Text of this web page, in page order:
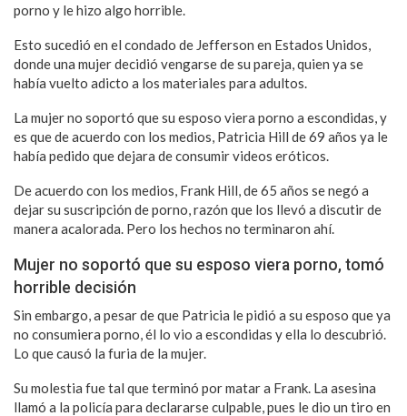
porno y le hizo algo horrible.
Esto sucedió en el condado de Jefferson en Estados Unidos,
donde una mujer decidió vengarse de su pareja, quien ya se
había vuelto adicto a los materiales para adultos.
La mujer no soportó que su esposo viera porno a escondidas, y
es que de acuerdo con los medios, Patricia Hill de 69 años ya le
había pedido que dejara de consumir videos eróticos.
De acuerdo con los medios, Frank Hill, de 65 años se negó a
dejar su suscripción de porno, razón que los llevó a discutir de
manera acalorada. Pero los hechos no terminaron ahí.
Mujer no soportó que su esposo viera porno, tomó
horrible decisión
Sin embargo, a pesar de que Patricia le pidió a su esposo que ya
no consumiera porno, él lo vio a escondidas y ella lo descubrió.
Lo que causó la furia de la mujer.
Su molestia fue tal que terminó por matar a Frank. La asesina
llamó a la policía para declararse culpable, pues le dio un tiro en